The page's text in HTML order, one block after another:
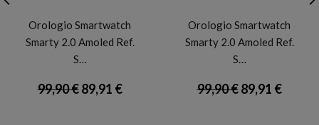
Orologio Smartwatch
Smarty 2.0 Amoled Ref.
S…
99,90 €89,91 €
Orologio Smartwatch
Smarty 2.0 Amoled Ref.
S…
99,90 €89,91 €